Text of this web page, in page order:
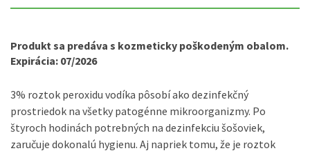
Produkt sa predáva s kozmeticky poškodeným obalom.
Expirácia: 07/2026
3% roztok peroxidu vodíka pôsobí ako dezinfekčný
prostriedok na všetky patogénne mikroorganizmy. Po
štyroch hodinách potrebných na dezinfekciu šošoviek,
zaručuje dokonalú hygienu. Aj napriek tomu, že je roztok